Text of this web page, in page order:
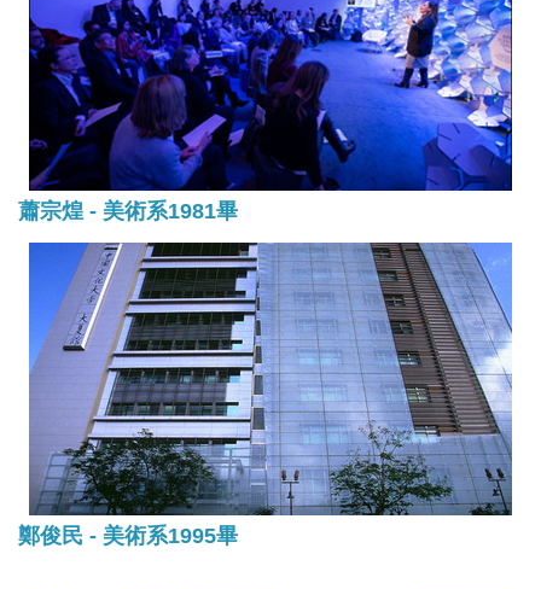
蕭宗煌 - 美術系1981畢
鄭俊民 - 美術系1995畢